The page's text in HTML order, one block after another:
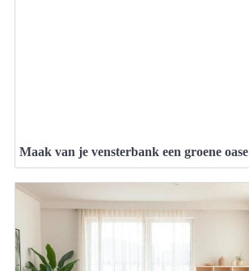
Maak van je vensterbank een groene oase